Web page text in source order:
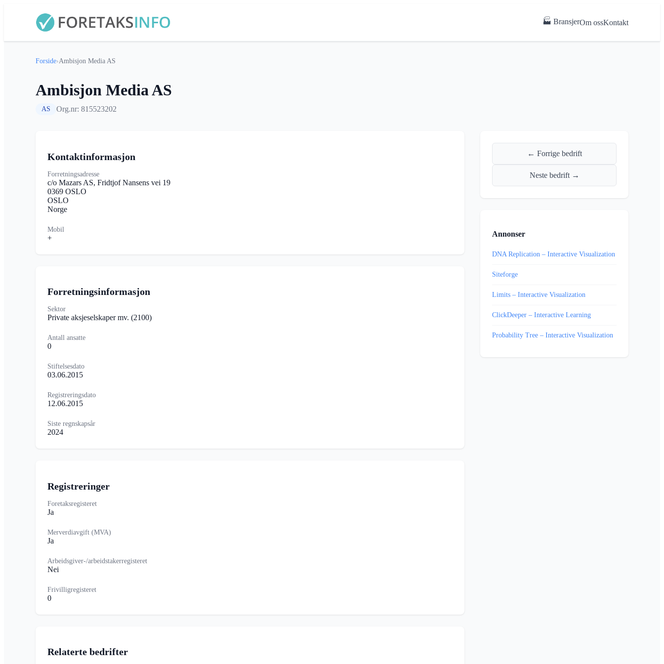
🏭 BransjerOm ossKontakt
Forside›Ambisjon Media AS
Ambisjon Media AS
AS Org.nr: 815523202
Kontaktinformasjon
Forretningsadresse
c/o Mazars AS, Fridtjof Nansens vei 19
0369 OSLO
OSLO
Norge
Mobil
+
Forretningsinformasjon
Sektor
Private aksjeselskaper mv. (2100)
Antall ansatte
0
Stiftelsesdato
03.06.2015
Registreringsdato
12.06.2015
Siste regnskapsår
2024
Registreringer
Foretaksregisteret
Ja
Merverdiavgift (MVA)
Ja
Arbeidsgiver-/arbeidstakerregisteret
Nei
Frivilligregisteret
0
Relaterte bedrifter
← Forrige bedrift
Neste bedrift →
Annonser
DNA Replication – Interactive Visualization
Siteforge
Limits – Interactive Visualization
ClickDeeper – Interactive Learning
Probability Tree – Interactive Visualization